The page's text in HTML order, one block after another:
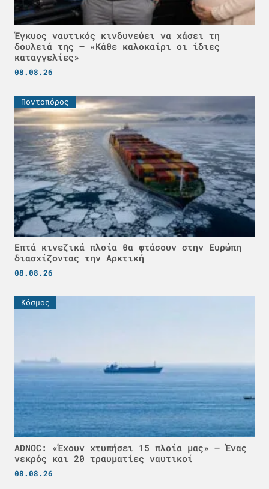
Έγκυος ναυτικός κινδυνεύει να χάσει τη
δουλειά της – «Κάθε καλοκαίρι οι ίδιες
καταγγελίες»
08.08.26
Ποντοπόρος
Επτά κινεζικά πλοία θα φτάσουν στην Ευρώπη
διασχίζοντας την Αρκτική
08.08.26
Κόσμος
ADNOC: «Έχουν χτυπήσει 15 πλοία μας» – Ένας
νεκρός και 20 τραυματίες ναυτικοί
08.08.26